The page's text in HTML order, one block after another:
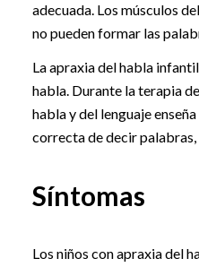
adecuada. Los músculos
no pueden formar las
La apraxia del habla
habla. Durante la terapia
habla y del lenguaje
correcta de decir palabras,
Síntomas
Los niños con apraxia del